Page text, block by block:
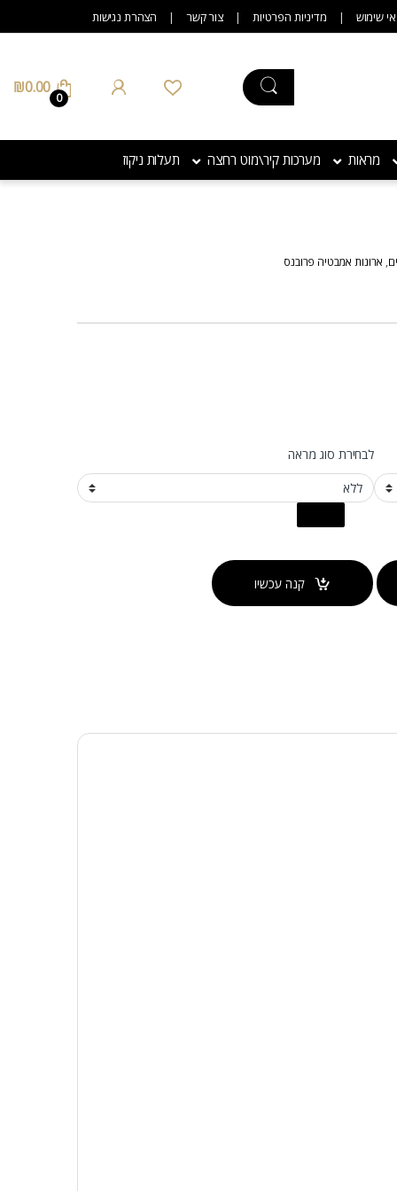
שימוש מדיניות הפרטיות צור קשר הצהרת נגישות
0
₪0.00
מראות מערכות קיר\מוט רחצה תעלות ניקוז
, ארונות אמבטיה פרובנס
לבחירת סוג מראה
קנה עכשיו